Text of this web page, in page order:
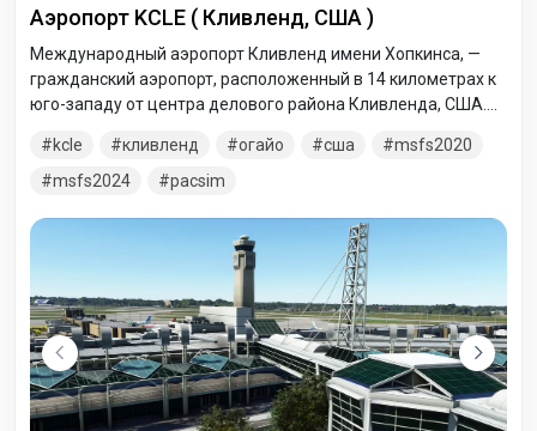
Аэропорт KCLE ( Кливленд, США )
Международный аэропорт Кливленд имени Хопкинса, —
гражданский аэропорт, расположенный в 14 километрах к
юго-западу от центра делового района Кливленда, США.
города Кливленд и является крупнейшим коммерческим
аэропортом штата Огайо.
kcle кливленд огайо сша
msfs2020
msfs2024
pacsim